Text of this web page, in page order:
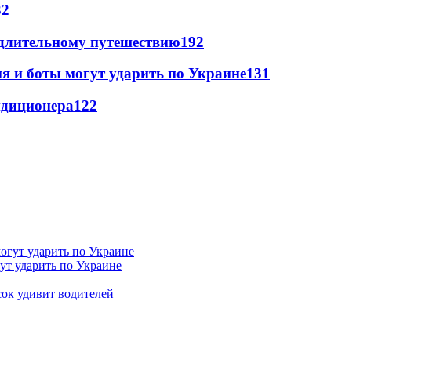
путешествию192
и боты могут ударить по Украине131
122
ударить по Украине
удивит водителей